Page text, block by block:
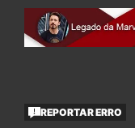
REPORTAR ERRO